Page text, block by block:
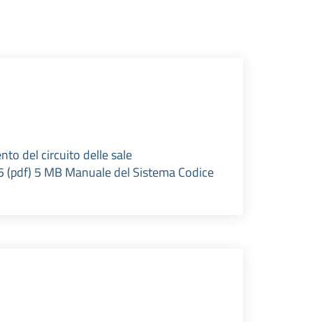
del circuito delle sale
5 MB Manuale del Sistema Codice